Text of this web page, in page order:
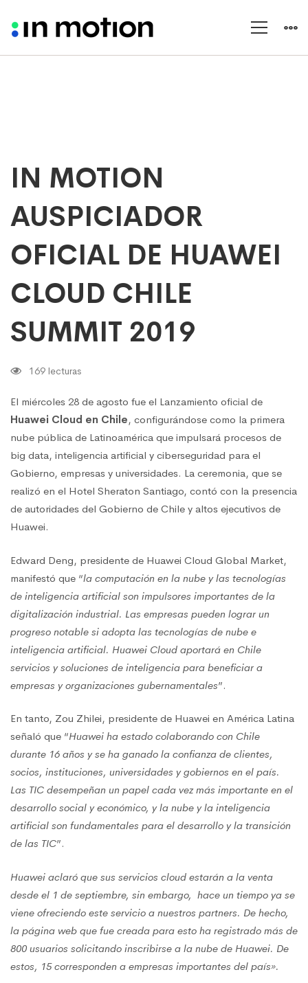
IN
MOTION
OFICIAL
HUAWEI
CHILE
SUMMIT
2019
IN MOTION
AUSPICIADOR
OFICIAL DE HUAWEI
CLOUD CHILE
SUMMIT 2019
169 lecturas
El miércoles 28 de agosto fue el Lanzamiento oficial de
Huawei Cloud en Chile, configurándose como la primera
nube pública de Latinoamérica que impulsará procesos de
big data, inteligencia artificial y ciberseguridad para el
Gobierno, empresas y universidades. La ceremonia, que se
realizó en el Hotel Sheraton Santiago, contó con la presencia
de autoridades del Gobierno de Chile y altos ejecutivos de
Huawei.
Edward Deng, presidente de Huawei Cloud Global Market,
manifestó que “la computación en la nube y las tecnologías
de inteligencia artificial son impulsores importantes de la
digitalización industrial. Las empresas pueden lograr un
progreso notable si adopta las tecnologías de nube e
inteligencia artificial. Huawei Cloud aportará en Chile
servicios y soluciones de inteligencia para beneficiar a
empresas y organizaciones gubernamentales”.
En tanto, Zou Zhilei, presidente de Huawei en América Latina
señaló que “Huawei ha estado colaborando con Chile
durante 16 años y se ha ganado la confianza de clientes,
socios, instituciones, universidades y gobiernos en el país.
Las TIC desempeñan un papel cada vez más importante en el
desarrollo social y económico, y la nube y la inteligencia
artificial son fundamentales para el desarrollo y la transición
de las TIC”.
Huawei aclaró que sus servicios cloud estarán a la venta
desde el 1 de septiembre, sin embargo, hace un tiempo ya se
viene ofreciendo este servicio a nuestros partners. De hecho,
la página web que fue creada para esto ha registrado más de
800 usuarios solicitando inscribirse a la nube de Huawei. De
estos, 15 corresponden a empresas importantes del país».